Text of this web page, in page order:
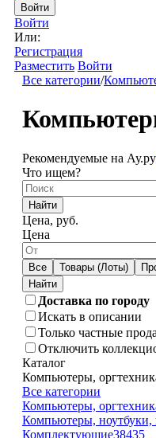
Войти
Войти
Или:
Регистрация
Разместить Войти
Все категории/
Рекомендуемые на Ау.ру
Что ищем?
Найти
Цена, руб.
Цена
Все Товары (Лоты)
Доставка по городу
Искать в описании
Только частные
Отключить
Каталог
Компьютеры,
Все категории
Компьютеры,
Компьютеры,
Комплектующие38435